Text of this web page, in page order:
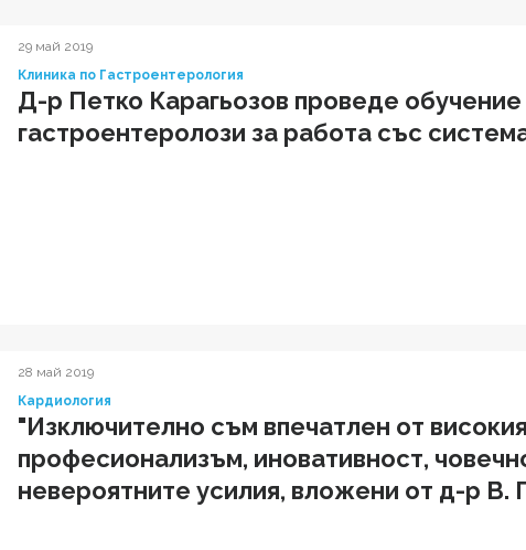
29 май 2019
Клиника по Гастроентерология
Д-р Петко Карагьозов проведе обучение
гастроентеролози за работа със
28 май 2019
Кардиология
"Изключително съм впечатлен от високия
професионализъм, иновативност,
невероятните усилия, вложени от д-р В.